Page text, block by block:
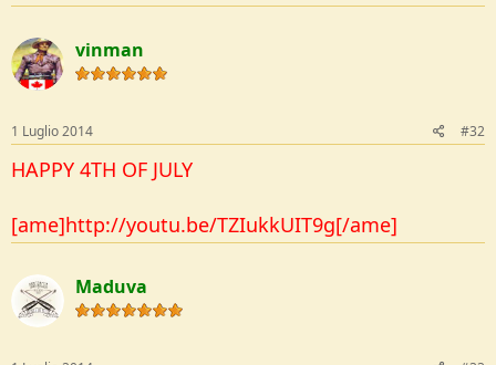
vinman
1 Luglio 2014 #32
HAPPY 4TH OF JULY
[ame]http://youtu.be/TZIukkUIT9g[/ame]
Maduva